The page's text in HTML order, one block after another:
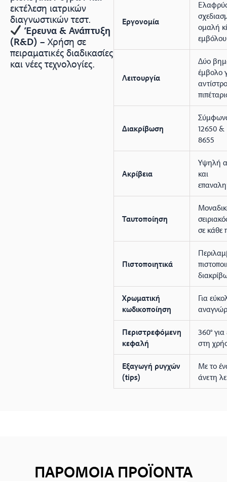
εκτέλεση ιατρικών
διαγνωστικών τεστ.
Έρευνα & Ανάπτυξη
(R&D) – Χρήση σε
πειραματικές διαδικασίες
και νέες τεχνολογίες.
Εργονομία
ομαλή
εμβόλου
Λειτουργία
Δύο
έμβολο
Διακρίβωση
12650 &
8655
Ακρίβεια
Υψηλή
και
Ταυτοποίηση
σε κάθε
Πιστοποιητικά
Χρωματική
κωδικοποίηση
Για
Περιστρεφόμενη
κεφαλή
360°
στη
Εξαγωγή ρυγχών
(tips)
Με το
άνετη
ΠΑΡΟΜΟΙΑ ΠΡΟΪΟΝΤΑ